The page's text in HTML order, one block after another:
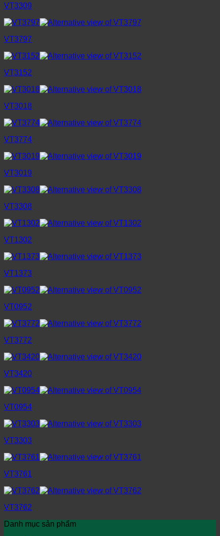
VT3309
VT3797
VT3152
VT3018
VT3774
VT3019
VT3308
VT1302
VT1373
VT0952
VT3772
VT3420
VT0954
VT3303
VT3761
VT3762
Danh mục sản phẩm